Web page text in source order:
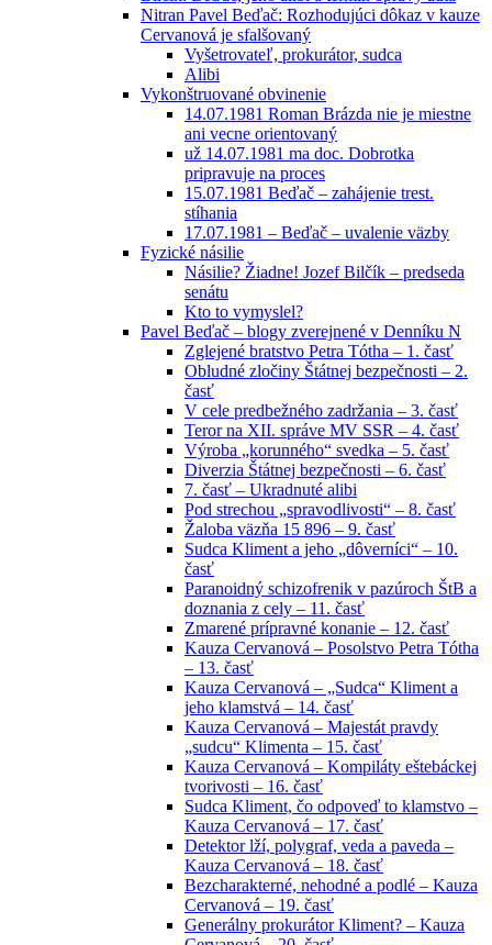
Nitran Pavel Beďač: Rozhodujúci dôkaz v kauze
Cervanová je sfalšovaný
Vyšetrovateľ, prokurátor, sudca
Alibi
Vykonštruované obvinenie
14.07.1981 Roman Brázda nie je miestne
ani vecne orientovaný
už 14.07.1981 ma doc. Dobrotka
pripravuje na proces
15.07.1981 Beďač – zahájenie trest.
stíhania
17.07.1981 – Beďač – uvalenie väzby
Fyzické násilie
Násilie? Žiadne! Jozef Bilčík – predseda
senátu
Kto to vymyslel?
Pavel Beďač – blogy zverejnené v Denníku N
Zglejené bratstvo Petra Tótha – 1. časť
Obludné zločiny Štátnej bezpečnosti – 2.
časť
V cele predbežného zadržania – 3. časť
Teror na XII. správe MV SSR – 4. časť
Výroba „korunného“ svedka – 5. časť
Diverzia Štátnej bezpečnosti – 6. časť
7. časť – Ukradnuté alibi
Pod strechou „spravodlivosti“ – 8. časť
Žaloba väzňa 15 896 – 9. časť
Sudca Kliment a jeho „dôverníci“ – 10.
časť
Paranoidný schizofrenik v pazúroch ŠtB a
doznania z cely – 11. časť
Zmarené prípravné konanie – 12. časť
Kauza Cervanová – Posolstvo Petra Tótha
– 13. časť
Kauza Cervanová – „Sudca“ Kliment a
jeho klamstvá – 14. časť
Kauza Cervanová – Majestát pravdy
„sudcu“ Klimenta – 15. časť
Kauza Cervanová – Kompiláty eštebáckej
tvorivosti – 16. časť
Sudca Kliment, čo odpoveď to klamstvo –
Kauza Cervanová – 17. časť
Detektor lží, polygraf, veda a paveda –
Kauza Cervanová – 18. časť
Bezcharakterné, nehodné a podlé – Kauza
Cervanová – 19. časť
Generálny prokurátor Kliment? – Kauza